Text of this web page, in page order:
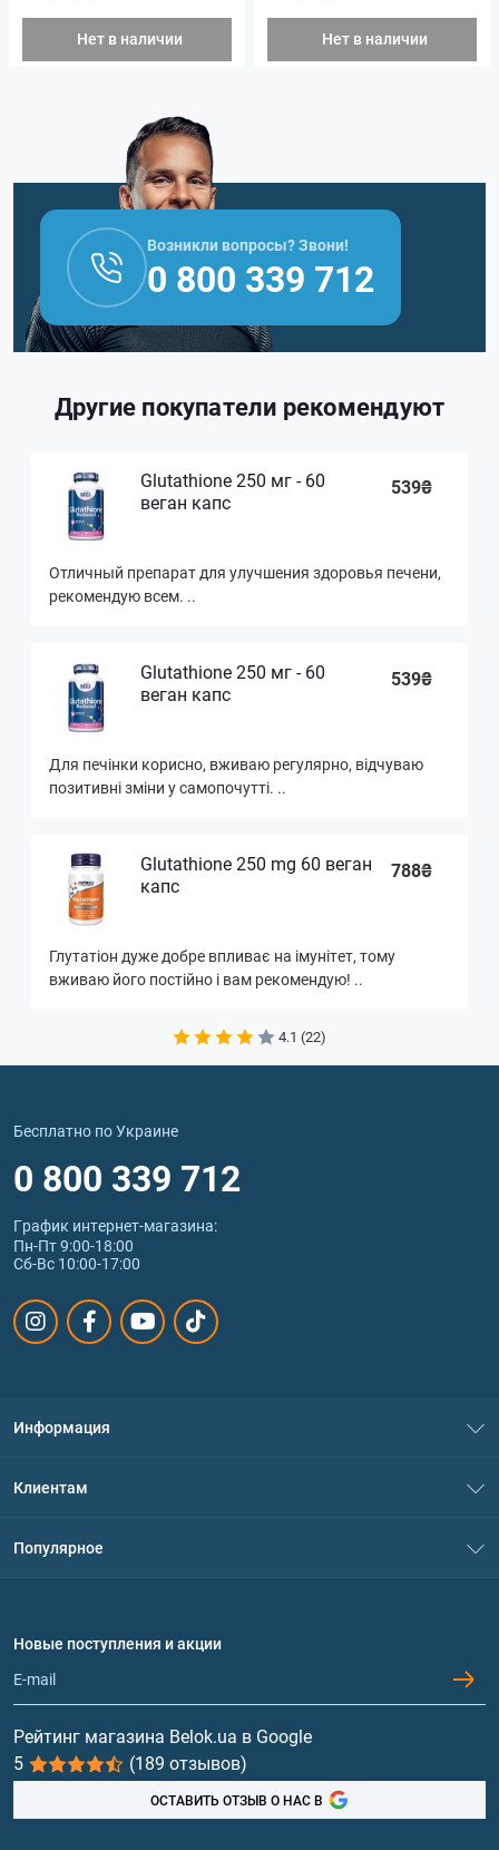
Нет в наличии Нет в наличии
Возникли вопросы? Звони!
0 800 339 712
Другие покупатели рекомендуют
Glutathione 250 мг - 60
веган капс
539₴
Отличный препарат для улучшения здоровья печени,
рекомендую всем. ..
Glutathione 250 мг - 60
веган капс
539₴
Для печінки корисно, вживаю регулярно, відчуваю
позитивні зміни у самопочутті. ..
Glutathione 250 mg 60 веган
капс
788₴
Глутатіон дуже добре впливає на імунітет, тому
вживаю його постійно і вам рекомендую! ..
4.1 (22)
Бесплатно по Украине
0 800 339 712
График интернет‑магазина:
Пн-Пт 9:00-18:00
Сб-Вс 10:00-17:00
Информация
Политика конфиденциальности
Обмен и возврат
Клиентам
Популярное
Протеин
Гейнеры
Витамины и минералы
Рыбий жир, жирные кислоты
Новые поступления и акции
Рейтинг магазина Belok.ua в Google
5
(189 отзывов)
ОСТАВИТЬ ОТЗЫВ О НАС В